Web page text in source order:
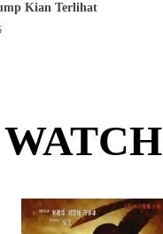
Kian Terlihat